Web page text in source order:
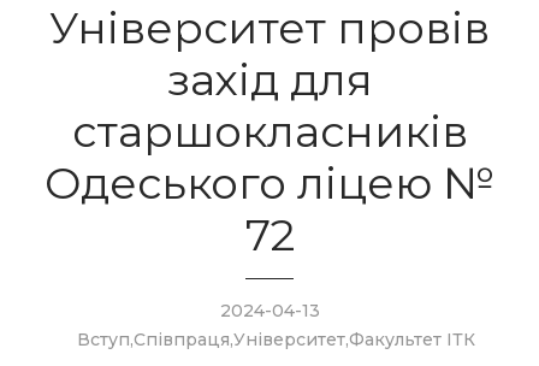
Університет провів
захід для
старшокласників
Одеського ліцею №
72
2024-04-13
Вступ,Співпраця,Університет,Факультет ІТК